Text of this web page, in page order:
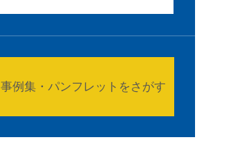
事例集・パンフレットをさがす